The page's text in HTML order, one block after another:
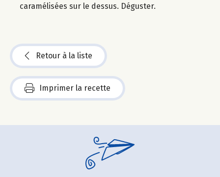
caramélisées sur le dessus. Déguster.
Retour à la liste
Imprimer la recette